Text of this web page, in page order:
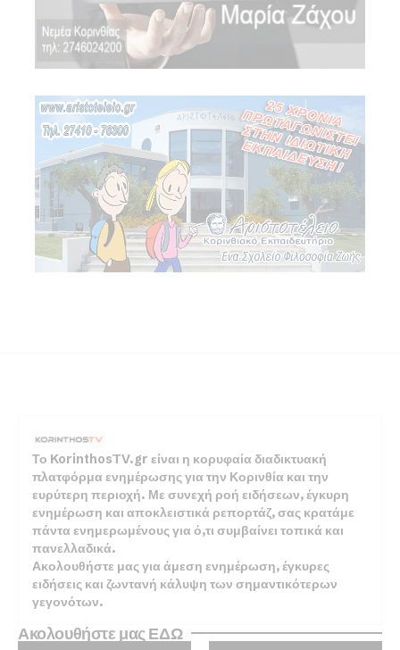
Το KorinthosTV.gr είναι η κορυφαία διαδικτυακή
πλατφόρμα ενημέρωσης για την Κορινθία και την
ευρύτερη περιοχή. Με συνεχή ροή ειδήσεων, έγκυρη
ενημέρωση και αποκλειστικά ρεπορτάζ, σας κρατάμε
πάντα ενημερωμένους για ό,τι συμβαίνει τοπικά και
πανελλαδικά.
Ακολουθήστε μας για άμεση ενημέρωση, έγκυρες
ειδήσεις και ζωντανή κάλυψη των σημαντικότερων
γεγονότων.
Ακολουθήστε μας ΕΔΩ